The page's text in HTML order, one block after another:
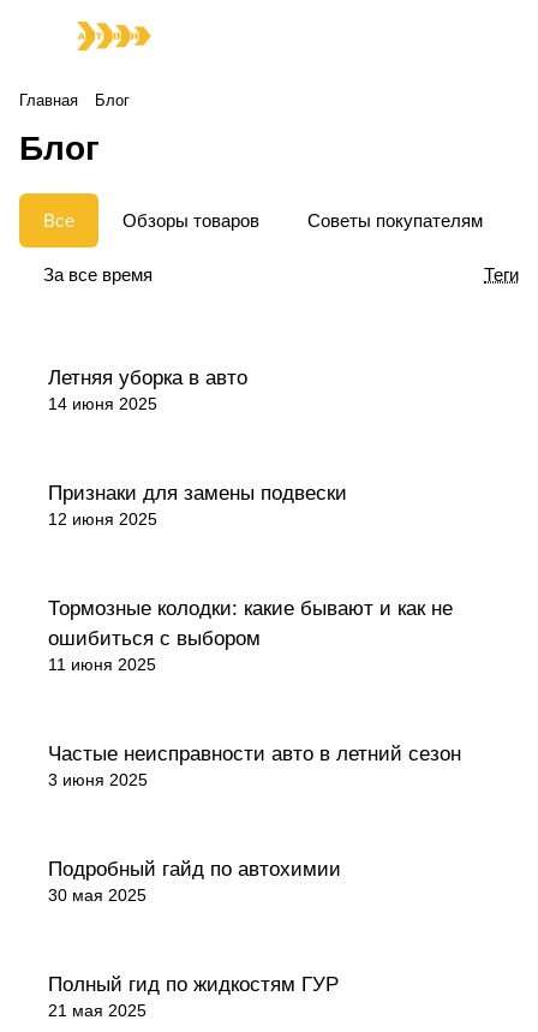
Главная Блог
Блог
Все Обзоры товаров Советы покупателям
За все время Теги
Советы покупателям
14 июня 2025
Летняя уборка в авто
Советы покупателям
12 июня 2025
Признаки для замены подвески
Советы покупателям
11 июня 2025
Тормозные колодки: какие бывают и как не
ошибиться с выбором
Советы покупателям
3 июня 2025
Частые неисправности авто в летний сезон
Советы покупателям
30 мая 2025
Подробный гайд по автохимии
Обзоры товаров
21 мая 2025
Полный гид по жидкостям ГУР